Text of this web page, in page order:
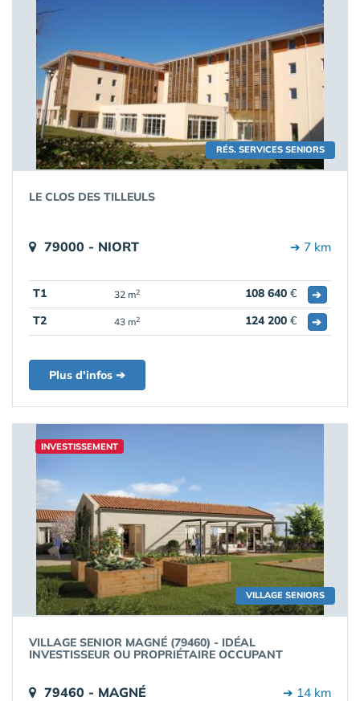
RÉS. SERVICES SENIORS
LE CLOS DES TILLEULS
79000 - NIORT ➔ 7 km
T1 32 m2 108 640 €
➔
T2
43 m2 124 200 € ➔
Plus d'infos ➔
VILLAGE SENIORS
INVESTISSEMENT
VILLAGE SENIOR MAGNÉ (79460) - IDÉAL
INVESTISSEUR OU PROPRIÉTAIRE OCCUPANT
79460 - MAGNÉ ➔ 14 km